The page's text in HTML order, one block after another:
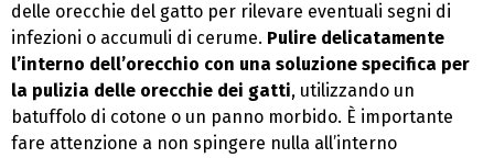
delle orecchie del gatto per rilevare eventuali segni di
infezioni o accumuli di cerume. Pulire delicatamente
l’interno dell’orecchio con una soluzione specifica per
la pulizia delle orecchie dei gatti, utilizzando un
batuffolo di cotone o un panno morbido. È importante
fare attenzione a non spingere nulla all’interno